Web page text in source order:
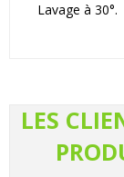
Lavage à 30°.
LES